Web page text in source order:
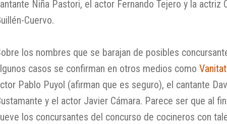
Niña Pastori, el actor Fernando Tejero y la actriz
Cuervo.
los nombres que se barajan de posibles
casos se confirman en otros medios como
Pablo Puyol (afirman que es seguro), el cantante
y el actor Javier Cámara. Parece ser que al
los concursantes del concurso de cocineros con